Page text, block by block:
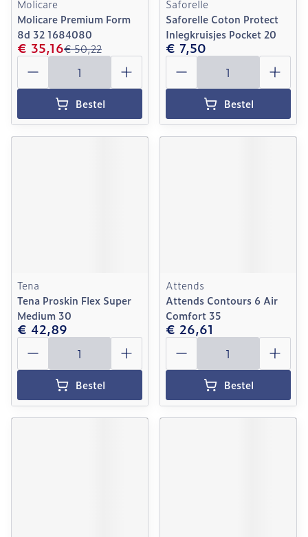
Molicare
Molicare Premium Form
8d 32 1684080
€ 50,22
€ 35,16
Aantal
Bestel
Saforelle
Saforelle Coton Protect
Inlegkruisjes Pocket 20
€ 7,50
Aantal
Bestel
Tena
Tena Proskin Flex Super
Medium 30
€ 42,89
Aantal
Bestel
Attends
Attends Contours 6 Air
Comfort 35
€ 26,61
Aantal
Bestel